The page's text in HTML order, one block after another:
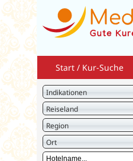
Start / Kur-Suche
Indikationen
Reiseland
Region
Ort